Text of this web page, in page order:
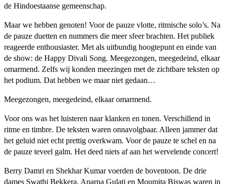
de Hindoestaanse gemeenschap.
Maar we hebben genoten! Voor de pauze vlotte, ritmische solo’s. Na
de pauze duetten en nummers die meer sfeer brachten. Het publiek
reageerde enthousiaster. Met als uitbundig hoogtepunt en einde van
de show: de Happy Divali Song. Meegezongen, meegedeind, elkaar
omarmend. Zelfs wij konden meezingen met de zichtbare teksten op
het podium. Dat hebben we maar niet gedaan…
Meegezongen, meegedeind, elkaar omarmend.
Voor ons was het luisteren naar klanken en tonen. Verschillend in
ritme en timbre. De teksten waren onnavolgbaar. Alleen jammer dat
het geluid niet echt prettig overkwam. Voor de pauze te schel en na
de pauze teveel galm. Het deed niets af aan het wervelende concert!
Berry Damri en Shekhar Kumar voerden de boventoon. De drie
dames Swathi Bekkera, Aparna Gulati en Moumita Biswas waren in